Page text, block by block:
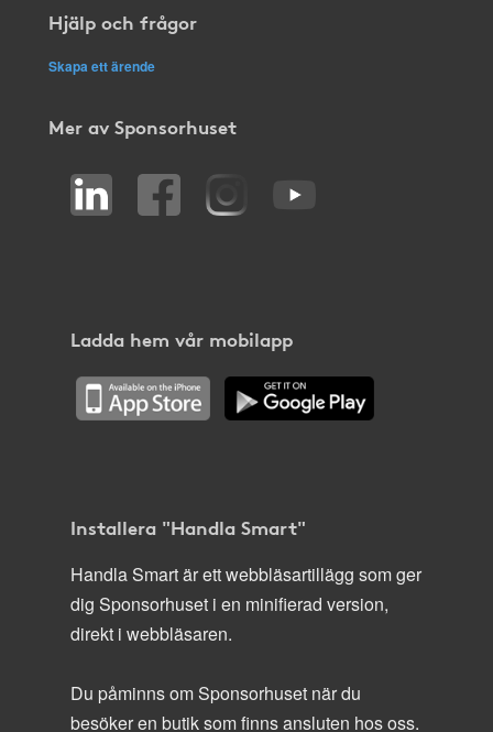
Hjälp och frågor
Skapa ett ärende
Mer av Sponsorhuset
Ladda hem vår mobilapp
Installera "Handla Smart"
Handla Smart är ett webbläsartillägg som ger
dig Sponsorhuset i en minifierad version,
direkt i webbläsaren.
Du påminns om Sponsorhuset när du
besöker en butik som finns ansluten hos oss.